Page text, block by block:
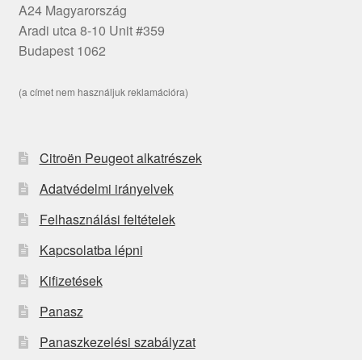
A24 Magyarország
Aradi utca 8-10 Unit #359
Budapest 1062
(a címet nem használjuk reklamációra)
Citroën Peugeot alkatrészek
Adatvédelmi irányelvek
Felhasználási feltételek
Kapcsolatba lépni
Kifizetések
Panasz
Panaszkezelési szabályzat